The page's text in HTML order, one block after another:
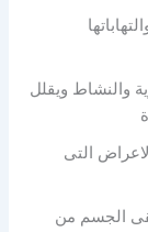
والنشاط ويقلل
التى
الجسم من